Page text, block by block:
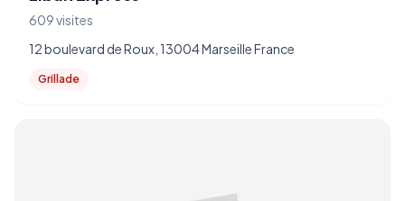
609 visites
12 boulevard de Roux, 13004 Marseille France
Grillade